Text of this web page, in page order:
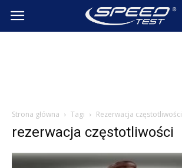
SpeedTest.pl
Strona główna Tagi Rezerwacja częstotliwości
rezerwacja częstotliwości